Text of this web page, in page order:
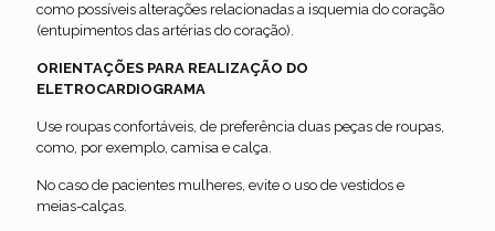
como possíveis alterações relacionadas a isquemia do coração
(entupimentos das artérias do coração).
ORIENTAÇÕES PARA REALIZAÇÃO DO
ELETROCARDIOGRAMA
Use roupas confortáveis, de preferência duas peças de roupas,
como, por exemplo, camisa e calça.
No caso de pacientes mulheres, evite o uso de vestidos e
meias-calças.